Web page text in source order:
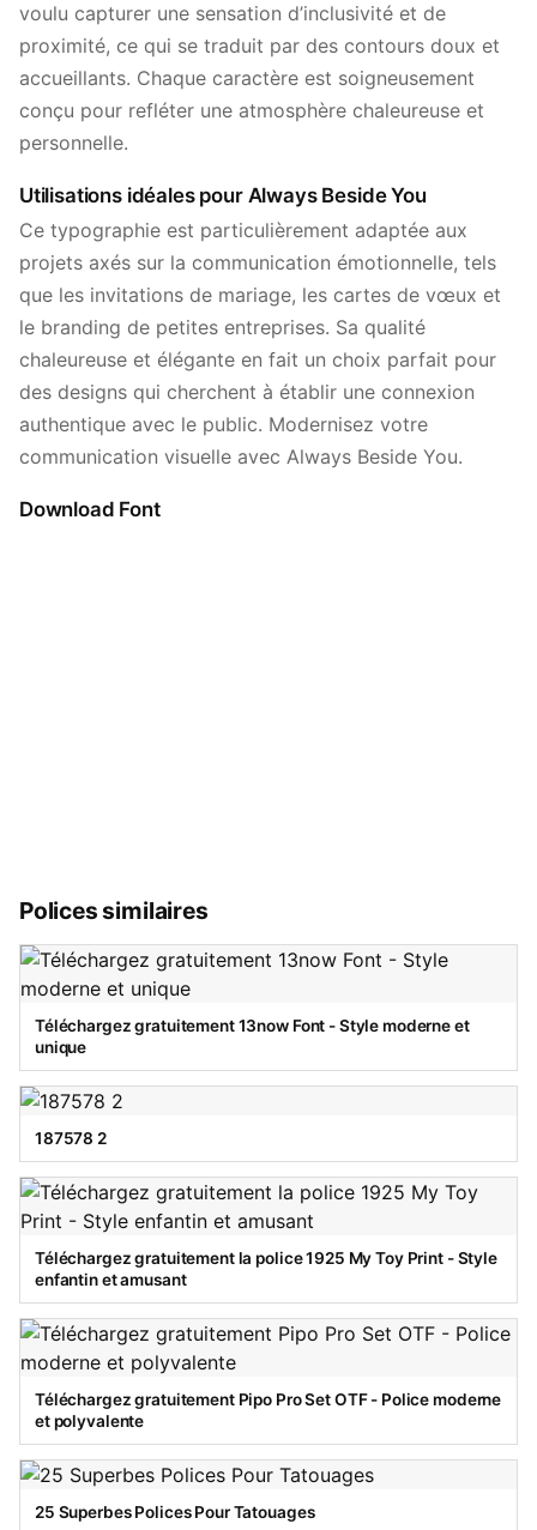
voulu capturer une sensation d’inclusivité et de
proximité, ce qui se traduit par des contours doux et
accueillants. Chaque caractère est soigneusement
conçu pour refléter une atmosphère chaleureuse et
personnelle.
Utilisations idéales pour Always Beside You
Ce typographie est particulièrement adaptée aux
projets axés sur la communication émotionnelle, tels
que les invitations de mariage, les cartes de vœux et
le branding de petites entreprises. Sa qualité
chaleureuse et élégante en fait un choix parfait pour
des designs qui cherchent à établir une connexion
authentique avec le public. Modernisez votre
communication visuelle avec Always Beside You.
Download Font
Polices similaires
Téléchargez gratuitement 13now Font - Style moderne et
unique
187578 2
Téléchargez gratuitement la police 1925 My Toy Print - Style
enfantin et amusant
Téléchargez gratuitement Pipo Pro Set OTF - Police moderne
et polyvalente
25 Superbes Polices Pour Tatouages